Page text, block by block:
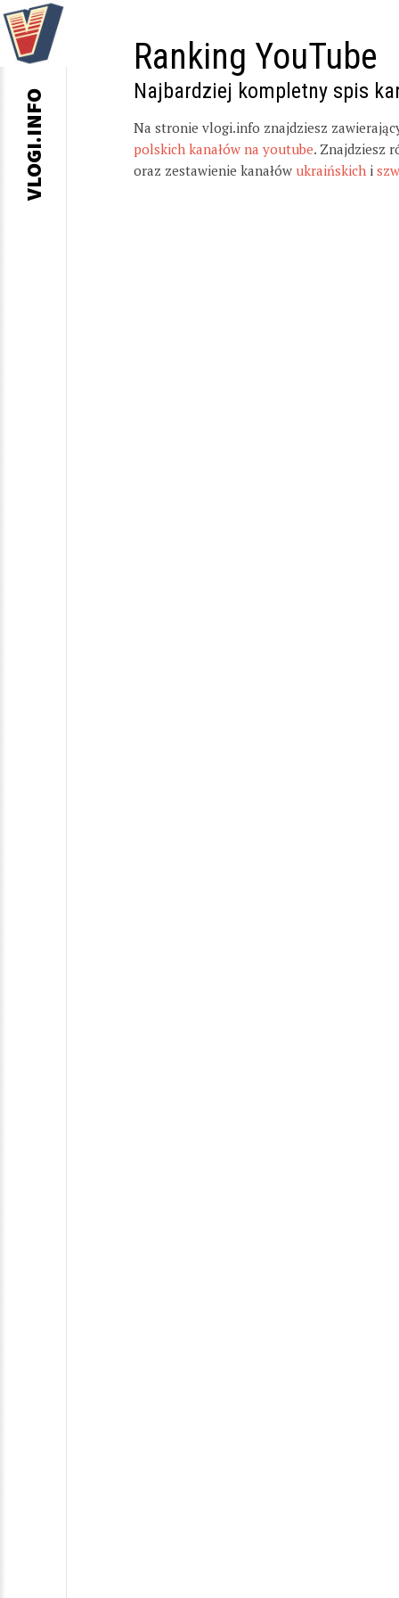
Ranking YouTube
Najbardziej kompletny spis
Na stronie vlogi.info znajdziesz
polskich kanałów na youtube. Znajdziesz
oraz zestawienie kanałów ukraińskich i
VLOGI.INFO